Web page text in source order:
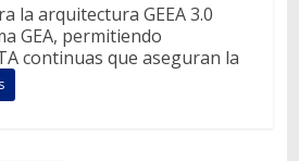
la arquitectura GEEA 3.0
GEA, permitiendo
continuas que aseguran la